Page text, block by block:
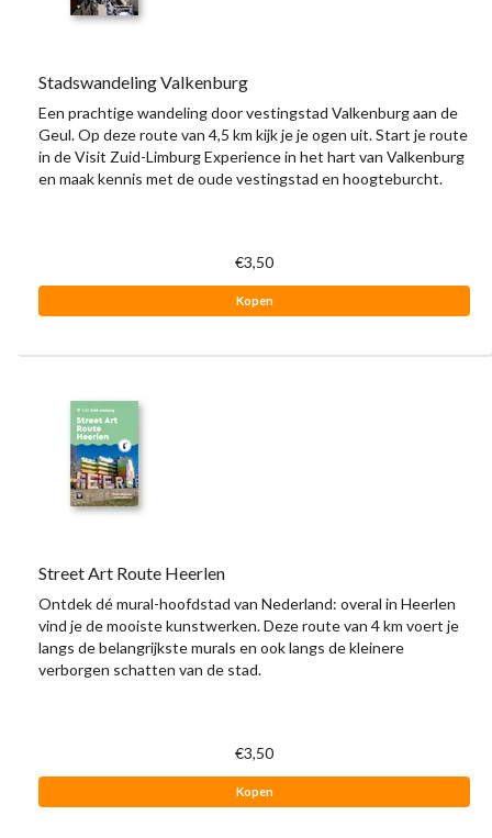
Stadswandeling Valkenburg
Een prachtige wandeling door vestingstad Valkenburg aan de
Geul. Op deze route van 4,5 km kijk je je ogen uit. Start je route
in de Visit Zuid-Limburg Experience in het hart van Valkenburg
en maak kennis met de oude vestingstad en hoogteburcht.
€3,50
Kopen
Street Art Route Heerlen
Ontdek dé mural-hoofdstad van Nederland: overal in Heerlen
vind je de mooiste kunstwerken. Deze route van 4 km voert je
langs de belangrijkste murals en ook langs de kleinere
verborgen schatten van de stad.
€3,50
Kopen